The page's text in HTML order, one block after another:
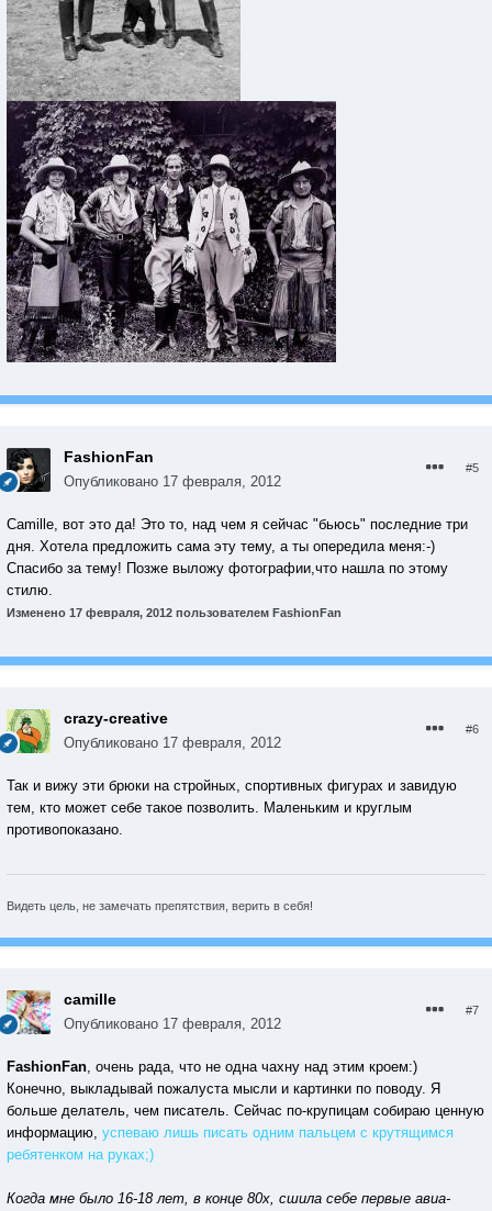
FashionFan
Опубликовано 17 февраля, 2012
#5
Camille, вот это да! Это то, над чем я сейчас "бьюсь" последние три
дня. Хотела предложить сама эту тему, а ты опередила меня:-)
Спасибо за тему! Позже выложу фотографии,что нашла по этому
стилю.
Изменено 17 февраля, 2012 пользователем FashionFan
crazy-creative
Опубликовано 17 февраля, 2012
#6
Так и вижу эти брюки на стройных, спортивных фигурах и завидую
тем, кто может себе такое позволить. Маленьким и круглым
противопоказано.
Видеть цель, не замечать препятствия, верить в себя!
camille
Опубликовано 17 февраля, 2012
#7
FashionFan, очень рада, что не одна чахну над этим кроем:)
Конечно, выкладывай пожалуста мысли и картинки по поводу. Я
больше делатель, чем писатель. Сейчас по-крупицам собираю ценную
информацию, успеваю лишь писать одним пальцем с крутящимся
ребятенком на руках;)
Когда мне было 16-18 лет, в конце 80х, сшила себе первые авиа-